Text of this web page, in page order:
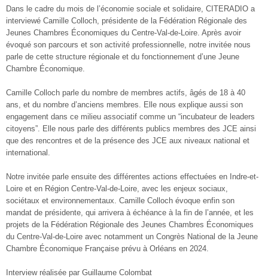
Dans le cadre du mois de l’économie sociale et solidaire, CITERADIO a
interviewé Camille Colloch, présidente de la Fédération Régionale des
Jeunes Chambres Économiques du Centre-Val-de-Loire. Après avoir
évoqué son parcours et son activité professionnelle, notre invitée nous
parle de cette structure régionale et du fonctionnement d’une Jeune
Chambre Économique.
Camille Colloch parle du nombre de membres actifs, âgés de 18 à 40
ans, et du nombre d’anciens membres. Elle nous explique aussi son
engagement dans ce milieu associatif comme un “incubateur de leaders
citoyens”. Elle nous parle des différents publics membres des JCE ainsi
que des rencontres et de la présence des JCE aux niveaux national et
international.
Notre invitée parle ensuite des différentes actions effectuées en Indre-et-
Loire et en Région Centre-Val-de-Loire, avec les enjeux sociaux,
sociétaux et environnementaux. Camille Colloch évoque enfin son
mandat de présidente, qui arrivera à échéance à la fin de l’année, et les
projets de la Fédération Régionale des Jeunes Chambres Économiques
du Centre-Val-de-Loire avec notamment un Congrès National de la Jeune
Chambre Économique Française prévu à Orléans en 2024.
Interview réalisée par Guillaume Colombat